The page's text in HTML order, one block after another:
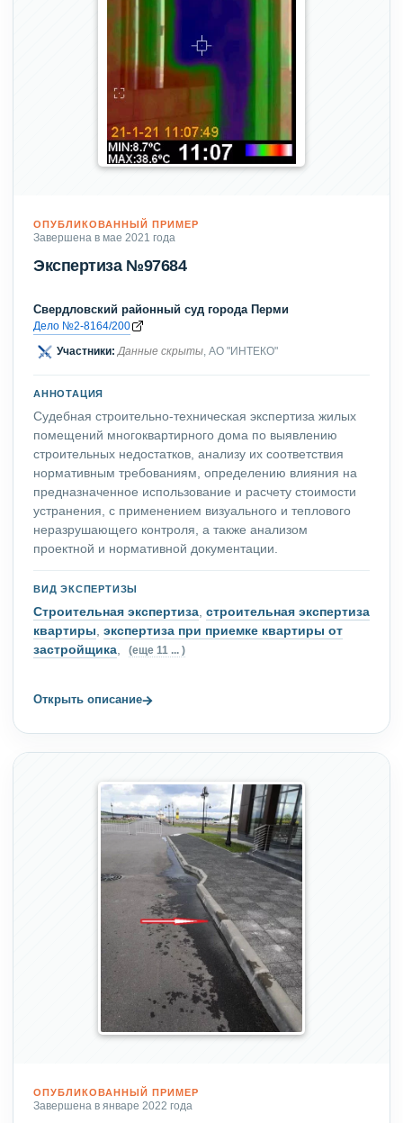
ОПУБЛИКОВАННЫЙ ПРИМЕР
Завершена в мае 2021 года
Экспертиза №97684
Свердловский районный суд города Перми
Дело №2-8164/200
Участники: Данные скрыты , АО "ИНТЕКО"
АННОТАЦИЯ
Судебная строительно-техническая экспертиза жилых
помещений многоквартирного дома по выявлению
строительных недостатков, анализу их соответствия
нормативным требованиям, определению влияния на
предназначенное использование и расчету стоимости
устранения, с применением визуального и теплового
неразрушающего контроля, а также анализом
проектной и нормативной документации.
ВИД ЭКСПЕРТИЗЫ
Строительная экспертиза, строительная экспертиза
квартиры, экспертиза при приемке квартиры от
застройщика, (еще 11 ... )
Открыть описание→
ОПУБЛИКОВАННЫЙ ПРИМЕР
Завершена в январе 2022 года